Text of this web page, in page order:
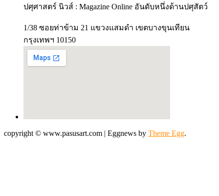
ปศุศาสตร์ นิวส์ : Magazine Online อันดับหนึ่งด้านปศุสัตว์
1/38 ซอยท่าข้าม 21 แขวงแสมดำ เขตบางขุนเทียน
กรุงเทพฯ 10150
copyright © www.pasusart.com | Eggnews by Theme Egg.